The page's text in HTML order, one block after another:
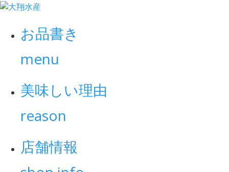
お
知
せ・
グ
お品書き
menu
美味しい理由
reason
店舗情報